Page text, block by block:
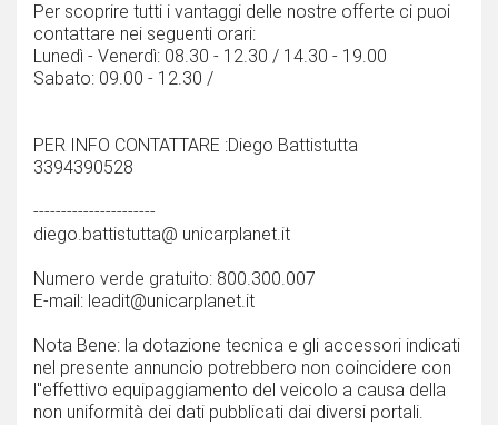
Per scoprire tutti i vantaggi delle nostre offerte ci puoi
contattare nei seguenti orari:
Lunedì - Venerdì: 08.30 - 12.30 / 14.30 - 19.00
Sabato: 09.00 - 12.30 /
PER INFO CONTATTARE :Diego Battistutta
3394390528
----------------------
diego.battistutta@ unicarplanet.it
Numero verde gratuito: 800.300.007
E-mail: leadit@unicarplanet.it
Nota Bene: la dotazione tecnica e gli accessori indicati
nel presente annuncio potrebbero non coincidere con
l''effettivo equipaggiamento del veicolo a causa della
non uniformità dei dati pubblicati dai diversi portali.